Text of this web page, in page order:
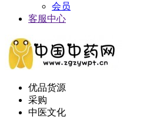
会员
客服中心
优品货源
采购
中医文化